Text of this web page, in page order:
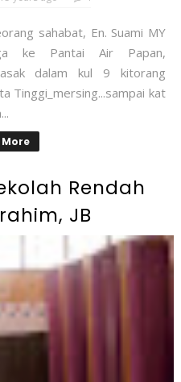
sahabat, En. Suami MY
ke Pantai Air Papan,
dalam kul 9 kitorang
Tinggi_mersing...sampai kat
More
Rendah
JB